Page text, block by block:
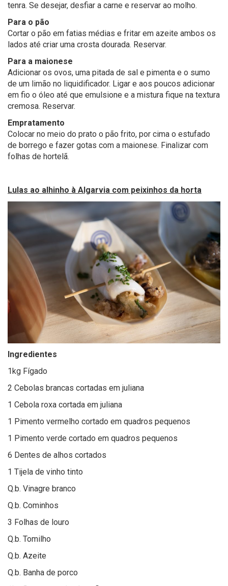
tenra. Se desejar, desfiar a carne e reservar ao molho.
Para o pão
Cortar o pão em fatias médias e fritar em azeite ambos os
lados até criar uma crosta dourada. Reservar.
Para a maionese
Adicionar os ovos, uma pitada de sal e pimenta e o sumo
de um limão no liquidificador. Ligar e aos poucos adicionar
em fio o óleo até que emulsione e a mistura fique na textura
cremosa. Reservar.
Empratamento
Colocar no meio do prato o pão frito, por cima o estufado
de borrego e fazer gotas com a maionese. Finalizar com
folhas de hortelã.
Lulas ao alhinho à Algarvia com peixinhos da horta
Ingredientes
1kg Fígado
2 Cebolas brancas cortadas em juliana
1 Cebola roxa cortada em juliana
1 Pimento vermelho cortado em quadros pequenos
1 Pimento verde cortado em quadros pequenos
6 Dentes de alhos cortados
1 Tijela de vinho tinto
Q.b. Vinagre branco
Q.b. Cominhos
3 Folhas de louro
Q.b. Tomilho
Q.b. Azeite
Q.b. Banha de porco